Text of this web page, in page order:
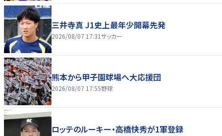
三井寺真 J1史上最年少開幕先発
2026/08/07 17:31サッカー
熊本から甲子園球場へ大応援団
2026/08/07 17:55野球
ロッテのルーキー・高橋快秀が1軍登録